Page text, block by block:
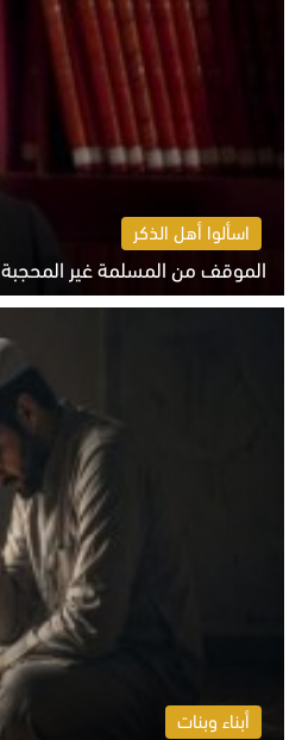
اسألوا أهل الذكر
الموقف من المسلمة غير المحجبة
الخميس 6 أغسطس 2026 10:45 ص
أبناء وبنات